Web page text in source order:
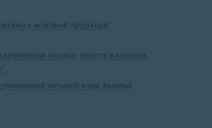
и молочной продукции"
опасных веществ в изделиях
питьевой воды, включая